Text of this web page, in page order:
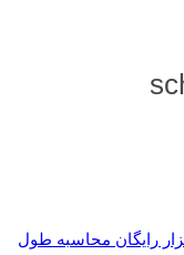
رایگان محاسبه طول